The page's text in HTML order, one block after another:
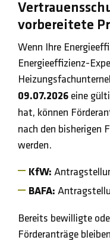
vorbereitete
Wenn Ihre
Energieeffizienz-
09.07.2026 eine
hat, können
nach den bisherigen
werden.
KfW:
BAFA:
Bereits bewilligte
Förderanträge